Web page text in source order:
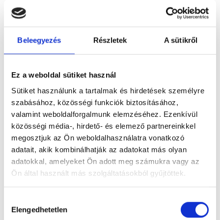
Beleegyezés Részletek A sütikről
Ez a weboldal sütiket használ
Sütiket használunk a tartalmak és hirdetések személyre
szabásához, közösségi funkciók biztosításához,
valamint weboldalforgalmunk elemzéséhez. Ezenkívül
közösségi média-, hirdető- és elemező partnereinkkel
megosztjuk az Ön weboldalhasználatra vonatkozó
adatait, akik kombinálhatják az adatokat más olyan
adatokkal, amelyeket Ön adott meg számukra vagy az
Ön által használt más szolgáltatásokból gyűjtöttek.
kiválasztása
Elengedhetetlen
Vásárlás 2025. december 12-ig, minimum nettó 200
000 Ft értékben.
A vásárlók között
sorsolás dönt
az 1 db nyertes
partnercégről.
Sorsolás:2025. december 19.
Értesítés:2025. december 20.
Csapatépítő program:2026. január–február.
III. A Játék időtartama és a
nyeremények
1 db nyertes partnercég
kerül kisorsolásra.
Nyeremény: